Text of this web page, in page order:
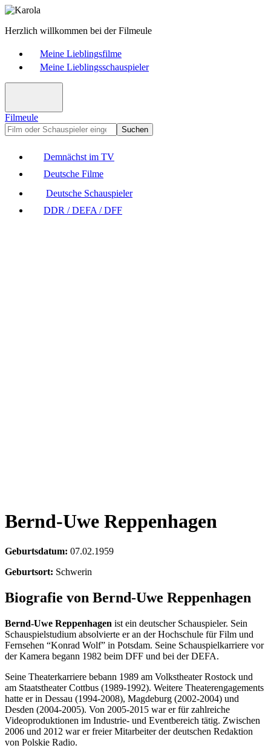
Herzlich willkommen bei der Filmeule
Meine Lieblingsfilme
Meine Lieblingsschauspieler
Filmeule
Suchen
Demnächst im TV
Deutsche Filme
Deutsche Schauspieler
DDR / DEFA / DFF
Bernd-Uwe Reppenhagen
Geburtsdatum: 07.02.1959
Geburtsort: Schwerin
Biografie von Bernd-Uwe Reppenhagen
Bernd-Uwe Reppenhagen ist ein deutscher Schauspieler. Sein
Schauspielstudium absolvierte er an der Hochschule für Film und
Fernsehen “Konrad Wolf” in Potsdam. Seine Schauspielkarriere vor
der Kamera begann 1982 beim DFF und bei der DEFA.
Seine Theaterkarriere bebann 1989 am Volkstheater Rostock und
am Staatstheater Cottbus (1989-1992). Weitere Theaterengagements
hatte er in Dessau (1994-2008), Magdeburg (2002-2004) und
Desden (2004-2005). Von 2005-2015 war er für zahlreiche
Videoproduktionen im Industrie- und Eventbereich tätig. Zwischen
2006 und 2012 war er freier Mitarbeiter der deutschen Redaktion
von Polskie Radio.